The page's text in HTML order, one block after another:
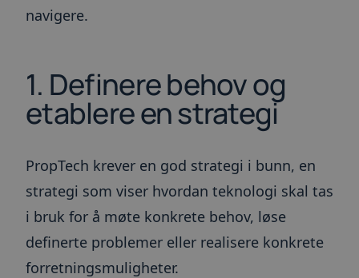
navigere.
1. Definere behov og
etablere en strategi
PropTech krever en god strategi i bunn, en
strategi som viser hvordan teknologi skal tas
i bruk for å møte konkrete behov, løse
definerte problemer eller realisere konkrete
forretningsmuligheter.